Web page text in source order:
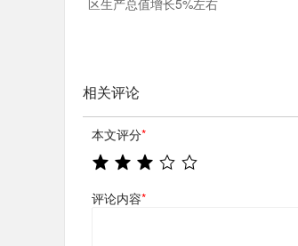
区生产总值增长5%左右
相关评论
本文评分*
评论内容*